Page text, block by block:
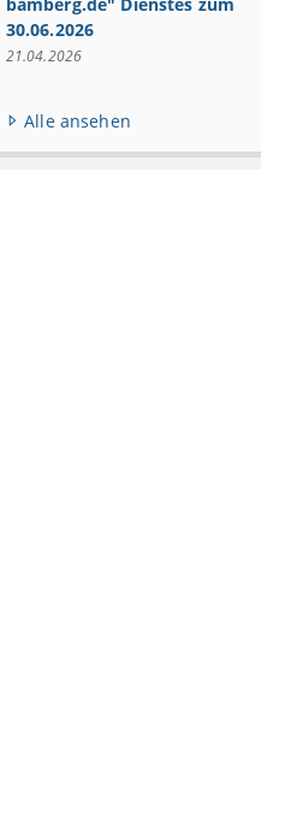
30.06.2026
21.04.2026
Alle ansehen